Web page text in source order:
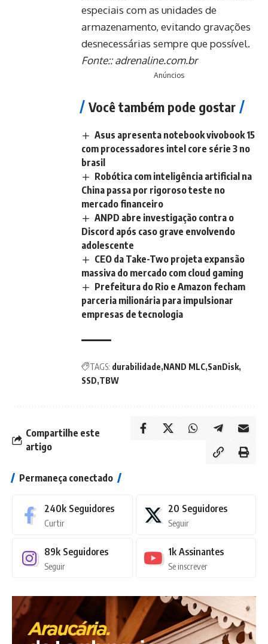
especiais com as unidades de
armazenamento, evitando gravações
desnecessárias sempre que possível.
Fonte::adrenaline.com.br
Anúncios
Você também pode gostar
Asus apresenta notebook vivobook 15
com processadores intel core série 3 no
brasil
Robótica com inteligência artificial na
China passa por rigoroso teste no
mercado financeiro
ANPD abre investigação contra o
Discord após caso grave envolvendo
adolescente
CEO da Take-Two projeta expansão
massiva do mercado com cloud gaming
Prefeitura do Rio e Amazon fecham
parceria milionária para impulsionar
empresas de tecnologia
TAGS: durabilidade NAND MLC SanDisk
SSD TBW
Compartilhe este
artigo
Permaneça conectado
240k Seguidores
Curtir
20 Seguidores
Seguir
89k Seguidores
Seguir
1k Assinantes
Se inscrever